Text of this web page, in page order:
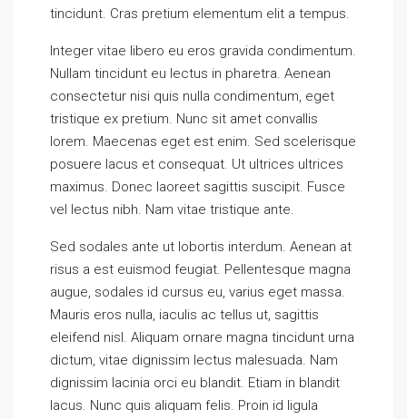
tincidunt. Cras pretium elementum elit a tempus.
Integer vitae libero eu eros gravida condimentum.
Nullam tincidunt eu lectus in pharetra. Aenean
consectetur nisi quis nulla condimentum, eget
tristique ex pretium. Nunc sit amet convallis
lorem. Maecenas eget est enim. Sed scelerisque
posuere lacus et consequat. Ut ultrices ultrices
maximus. Donec laoreet sagittis suscipit. Fusce
vel lectus nibh. Nam vitae tristique ante.
Sed sodales ante ut lobortis interdum. Aenean at
risus a est euismod feugiat. Pellentesque magna
augue, sodales id cursus eu, varius eget massa.
Mauris eros nulla, iaculis ac tellus ut, sagittis
eleifend nisl. Aliquam ornare magna tincidunt urna
dictum, vitae dignissim lectus malesuada. Nam
dignissim lacinia orci eu blandit. Etiam in blandit
lacus. Nunc quis aliquam felis. Proin id ligula